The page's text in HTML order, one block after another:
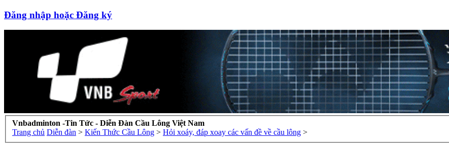
Đăng nhập hoặc Đăng ký
Vnbadminton -Tin Tức - Diễn Đàn Cầu Lông Việt Nam
Trang chủ Diễn đàn > Kiến Thức Cầu Lông > Hỏi xoáy, đáp xoay các vấn đề về cầu lông >